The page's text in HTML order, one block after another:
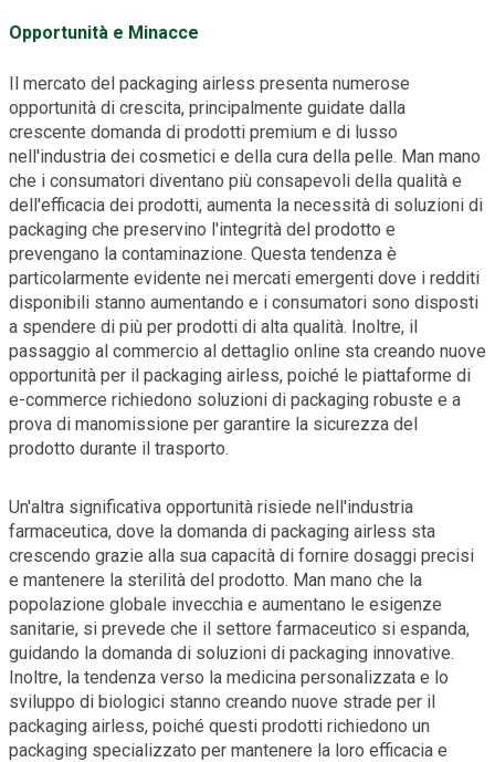
Opportunità e Minacce
Il mercato del packaging airless presenta numerose
opportunità di crescita, principalmente guidate dalla
crescente domanda di prodotti premium e di lusso
nell'industria dei cosmetici e della cura della pelle. Man mano
che i consumatori diventano più consapevoli della qualità e
dell'efficacia dei prodotti, aumenta la necessità di soluzioni di
packaging che preservino l'integrità del prodotto e
prevengano la contaminazione. Questa tendenza è
particolarmente evidente nei mercati emergenti dove i redditi
disponibili stanno aumentando e i consumatori sono disposti
a spendere di più per prodotti di alta qualità. Inoltre, il
passaggio al commercio al dettaglio online sta creando nuove
opportunità per il packaging airless, poiché le piattaforme di
e-commerce richiedono soluzioni di packaging robuste e a
prova di manomissione per garantire la sicurezza del
prodotto durante il trasporto.
Un'altra significativa opportunità risiede nell'industria
farmaceutica, dove la domanda di packaging airless sta
crescendo grazie alla sua capacità di fornire dosaggi precisi
e mantenere la sterilità del prodotto. Man mano che la
popolazione globale invecchia e aumentano le esigenze
sanitarie, si prevede che il settore farmaceutico si espanda,
guidando la domanda di soluzioni di packaging innovative.
Inoltre, la tendenza verso la medicina personalizzata e lo
sviluppo di biologici stanno creando nuove strade per il
packaging airless, poiché questi prodotti richiedono un
packaging specializzato per mantenere la loro efficacia e